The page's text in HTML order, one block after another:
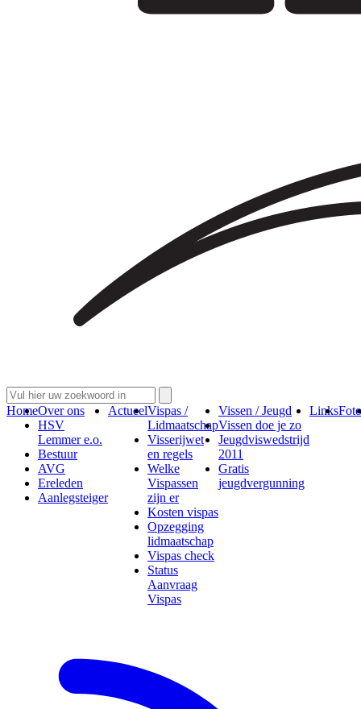
HomeOver ons
HSV
Lemmer e.o.
Bestuur
AVG
Ereleden
Aanlegsteiger
ActueelVispas /
Lidmaatschap
Visserijwet
en regels
Welke
Vispassen
zijn er
Kosten vispas
Opzegging
lidmaatschap
Vispas check
Status
Aanvraag
Vispas
Vissen / Jeugd
Vissen doe je zo
Jeugdviswedstrijd
2011
Gratis
jeugdvergunning
Links